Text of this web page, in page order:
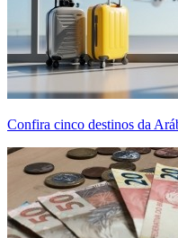
Confira cinco destinos da